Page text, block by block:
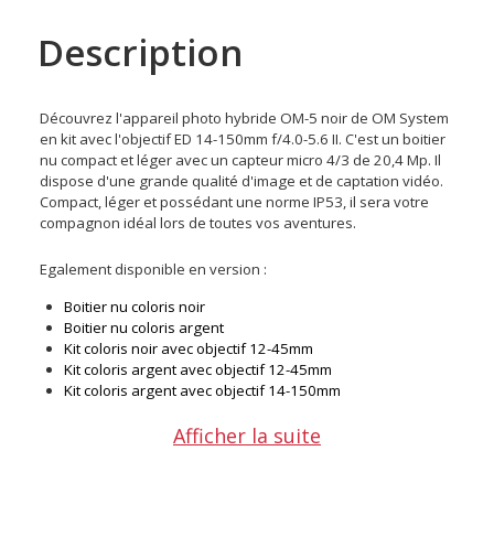
Description
Découvrez l'appareil photo hybride OM-5 noir de OM System
en kit avec l'objectif ED 14-150mm f/4.0-5.6 II. C'est un boitier
nu compact et léger avec un capteur micro 4/3 de 20,4 Mp. Il
dispose d'une grande qualité d'image et de captation vidéo.
Compact, léger et possédant une norme IP53, il sera votre
compagnon idéal lors de toutes vos aventures.
Egalement disponible en version :
Boitier nu coloris noir
Boitier nu coloris argent
Kit coloris noir avec objectif 12-45mm
Kit coloris argent avec objectif 12-45mm
Kit coloris argent avec objectif 14-150mm
Points forts de l'appareilOM System OM-5 + 14-150mm
Afficher la suite